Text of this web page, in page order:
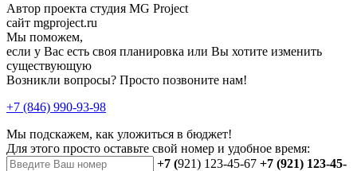
Автор проекта студия MG Project
сайт mgproject.ru
Мы поможем,
если у Вас есть своя планировка или Вы хотите изменить
существующую
Возникли вопросы? Просто позвоните нам!
+7 (846) 990-93-98
Мы подскажем, как уложиться в бюджет!
Для этого просто оставьте свой номер и удобное время:
+7 (921) 123-45-67 +7 (921) 123-45-